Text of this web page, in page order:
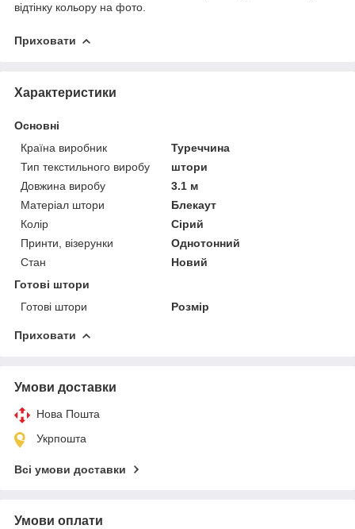
відтінку кольору на фото.
Приховати
Характеристики
Основні
Країна виробник
Туреччина
Тип текстильного виробу
штори
Довжина виробу
3.1 м
Матеріал штори
Блекаут
Колір
Сірий
Принти, візерунки
Однотонний
Стан
Новий
Готові штори
Готові штори
Розмір
Приховати
Умови доставки
Нова Пошта
Укрпошта
Всі умови доставки
Умови оплати